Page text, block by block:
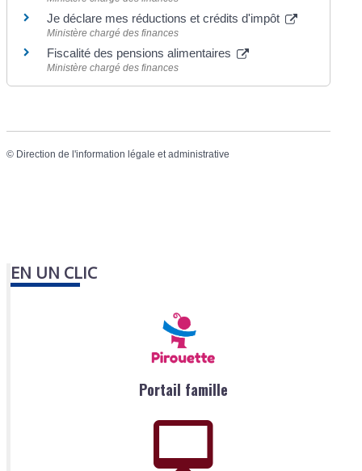
Je déclare mes réductions et crédits d'impôt
Ministère chargé des finances
Fiscalité des pensions alimentaires
Ministère chargé des finances
© Direction de l'information légale et administrative
EN UN CLIC
Portail famille